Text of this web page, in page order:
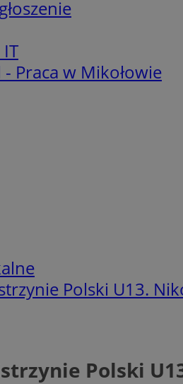
Praca w Mikołowie
Polski U13.
Polski